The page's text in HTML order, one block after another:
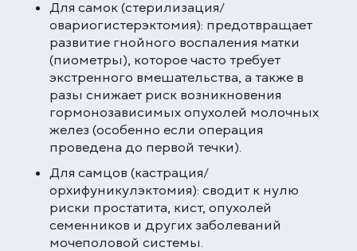
Для самок (стерилизация/
овариогистерэктомия): предотвращает
развитие гнойного воспаления матки
(пиометры), которое часто требует
экстренного вмешательства, а также в
разы снижает риск возникновения
гормонозависимых опухолей молочных
желез (особенно если операция
проведена до первой течки).
Для самцов (кастрация/
орхифуникулэктомия): сводит к нулю
риски простатита, кист, опухолей
семенников и других заболеваний
мочеполовой системы.